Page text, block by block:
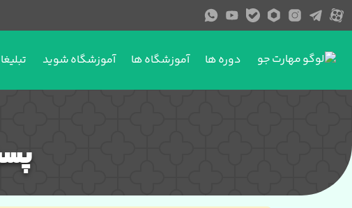
دوره ها آموزشگاه ها آموزشگاه شوید